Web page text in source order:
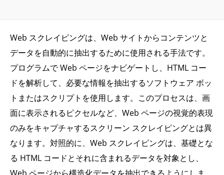
Web スクレイピングは、Web サイトからコンテンツと
データを自動的に抽出するために使用される手法です。
プログラムで Web ページをナビゲートし、HTML コー
ドを解析して、必要な情報を抽出するソフトウェア ボッ
トまたはスクリプトを使用します。このプロセスは、画
面に表示されるピクセルなど、Web ページの視覚的表現
のみをキャプチャするスクリーン スクレイピングとは異
なります。対照的に、Web スクレイピングは、基礎とな
る HTML コードとそれに含まれるデータを対象とし、